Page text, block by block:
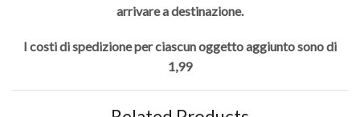
arrivare a destinazione.
I costi di spedizione per ciascun oggetto aggiunto sono di
1,99